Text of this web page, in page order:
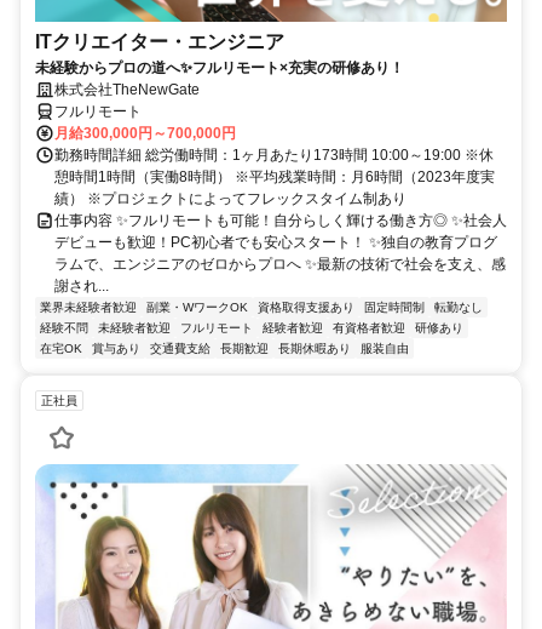
ITクリエイター・エンジニア
未経験からプロの道へ✨フルリモート×充実の研修あり！
株式会社TheNewGate
フルリモート
月給300,000円～700,000円
勤務時間詳細 総労働時間：1ヶ月あたり173時間 10:00～19:00 ※休
憩時間1時間（実働8時間） ※平均残業時間：月6時間（2023年度実
績） ※プロジェクトによってフレックスタイム制あり
仕事内容 ✨フルリモートも可能！自分らしく輝ける働き方◎ ✨社会人
デビューも歓迎！PC初心者でも安心スタート！ ✨独自の教育プログ
ラムで、エンジニアのゼロからプロへ ✨最新の技術で社会を支え、感
謝され...
業界未経験者歓迎 副業・WワークOK 資格取得支援あり 固定時間制
転勤なし
経験不問
未経験者歓迎 フルリモート 経験者歓迎 有資格者歓迎
研修あり
在宅OK
賞与あり 交通費支給 長期歓迎 長期休暇あり 服装自由
正社員